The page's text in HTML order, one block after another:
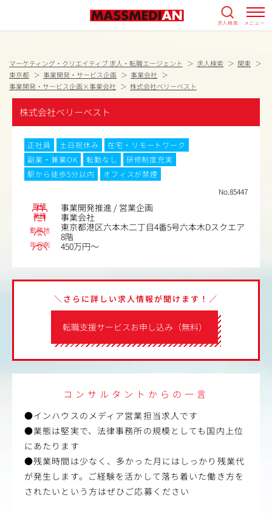
求人検索 メニュー
マーケティング・クリエイティブ 求人・転職エージェント 求人検索
関東
東京都
事業開発・サービス企画
事業会社
事業開発・サービス企画×事業会社
株式会社ベリーベスト
株式会社ベリーベスト
正社員 土日祝休み
在宅・リモートワーク
副業・兼業OK
転勤なし
研修制度充実
駅から徒歩5分以内
オフィスが禁煙
No.85447
職種 事業開発推進 / 営業企画
業種 事業会社
勤務地
東京都港区六本木二丁目4番5号六本木Dスクエア
8階
年収例 450万円～
転職支援サービスお申し込み（無料）
＼さらに詳しい求人情報が聞けます！／
コンサルタントからの一言
●インハウスのメディア営業担当求人です
●業態は堅実で、法律事務所の規模としても国内上位
にあたります
●残業時間は少なく、多かった月にはしっかり残業代
が発生します。ご経験を活かして落ち着いた働き方を
されたいという方はぜひご応募ください